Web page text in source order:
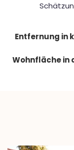
Entfernung in
Wohnfläche in